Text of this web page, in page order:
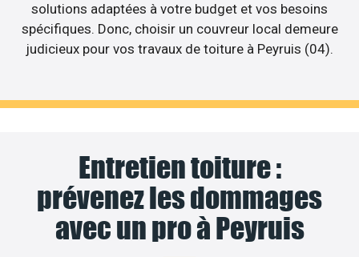
solutions adaptées à votre budget et vos besoins
spécifiques. Donc, choisir un couvreur local demeure
judicieux pour vos travaux de toiture à Peyruis (04).
Entretien toiture :
prévenez les dommages
avec un pro à Peyruis